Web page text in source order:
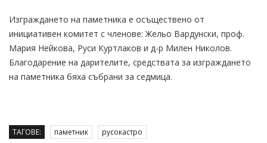
Изграждането на паметника е осъществено от
инициативен комитет с членове: Жельо Вардунски, проф.
Мария Нейкова, Руси Куртлаков и д-р Милен Николов.
Благодарение на дарителите, средствата за изграждането
на паметника бяха събрани за седмица.
ТАГОВЕ: паметник русокастро